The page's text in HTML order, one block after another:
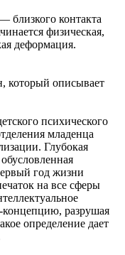
близкого контакта
физическая,
деформация.
который описывает
психического
младенца
Глубокая
год жизни
на все сферы
концепцию, разрушая
определение дает